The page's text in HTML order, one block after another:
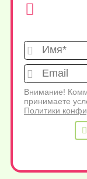
Внимание!
принимаете
Политики